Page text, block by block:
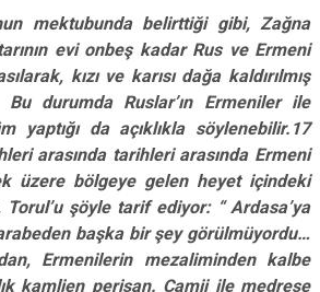
mektubunda belirttiği gibi, Zağna
evi onbeş kadar Rus ve Ermeni
kızı ve karısı dağa kaldırılmış
durumda Ruslar’ın Ermeniler ile
yaptığı da açıklıkla söylenebilir.17
arasında tarihleri arasında Ermeni
üzere bölgeye gelen heyet içindeki
şöyle tarif ediyor: “ Ardasa’ya
başka bir şey görülmüyordu…
Ermenilerin mezaliminden kalbe
kamlien perişan. Camii ile medrese